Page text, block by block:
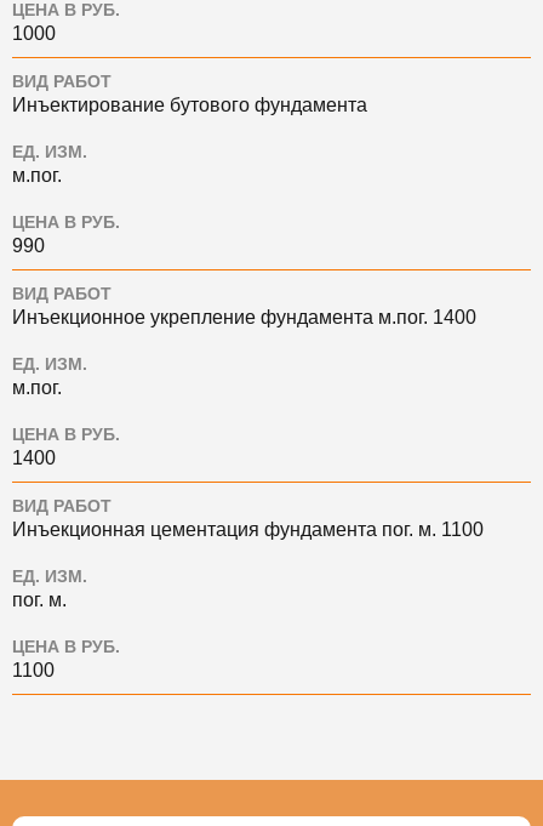
ЦЕНА В РУБ.
1000
ВИД РАБОТ
Инъектирование бутового фундамента
ЕД. ИЗМ.
м.пог.
ЦЕНА В РУБ.
990
ВИД РАБОТ
Инъекционное укрепление фундамента м.пог. 1400
ЕД. ИЗМ.
м.пог.
ЦЕНА В РУБ.
1400
ВИД РАБОТ
Инъекционная цементация фундамента пог. м. 1100
ЕД. ИЗМ.
пог. м.
ЦЕНА В РУБ.
1100